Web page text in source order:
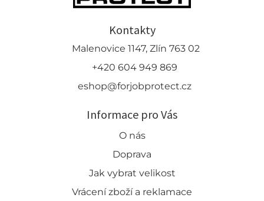
Kontakty
Malenovice 1147, Zlín 763 02
+420 604 949 869
eshop@forjobprotect.cz
Informace pro Vás
O nás
Doprava
Jak vybrat velikost
Vrácení zboží a reklamace